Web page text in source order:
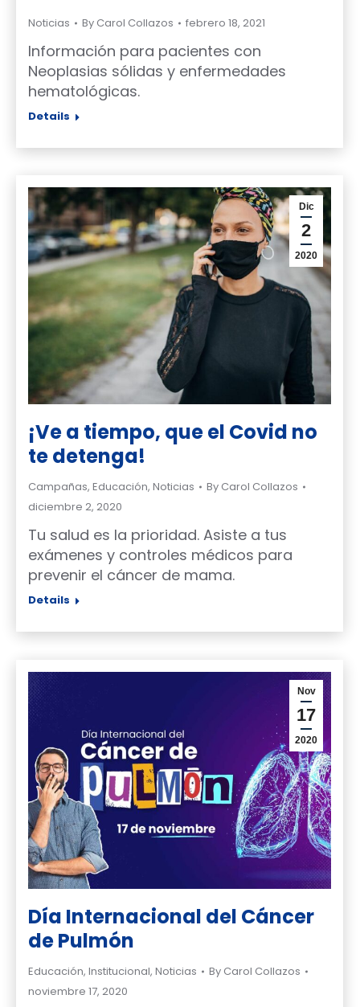
Noticias By Carol Collazos febrero 18, 2021
Información para pacientes con
Neoplasias sólidas y enfermedades
hematológicas.
Details
Dic
2
2020
¡Ve a tiempo, que el Covid no
te detenga!
Campañas, Educación, Noticias By Carol Collazos
diciembre 2, 2020
Tu salud es la prioridad. Asiste a tus
exámenes y controles médicos para
prevenir el cáncer de mama.
Details
Nov
17
2020
Día Internacional del Cáncer
de Pulmón
Educación, Institucional, Noticias By Carol Collazos
noviembre 17, 2020